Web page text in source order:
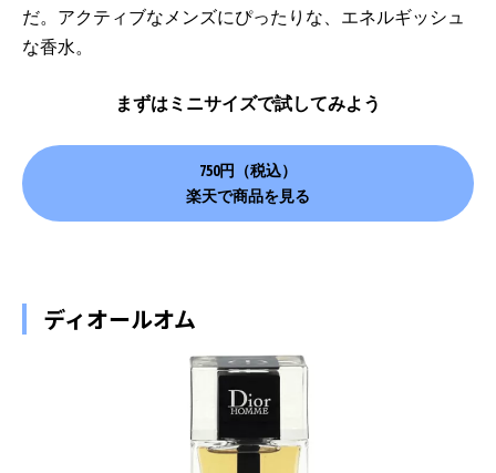
だ。アクティブなメンズにぴったりな、エネルギッシュ
な香水。
まずはミニサイズで試してみよう
750円（税込）
楽天で商品を見る
ディオールオム